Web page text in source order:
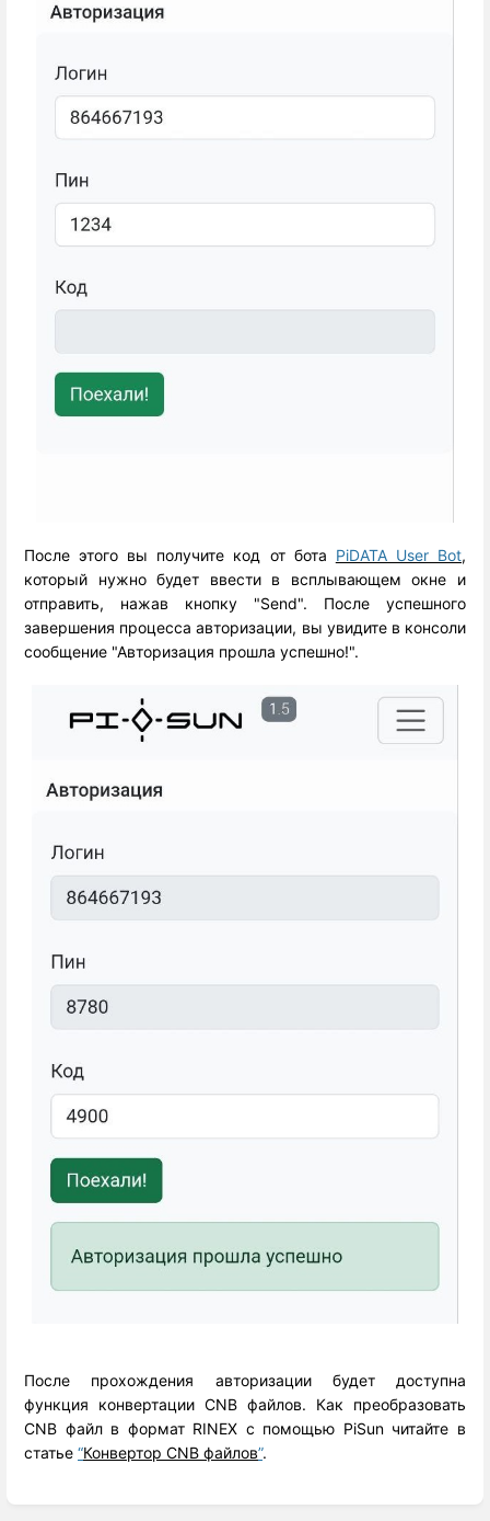
После этого вы получите код от бота PiDATA User Bot,
который нужно будет ввести в всплывающем окне и
отправить, нажав кнопку "Send". После успешного
завершения процесса авторизации, вы увидите в консоли
сообщение "Авторизация прошла успешно!".
После прохождения авторизации будет доступна
функция конвертации CNB файлов. Как преобразовать
CNB файл в формат RINEX с помощью PiSun читайте в
статье “Конвертор CNB файлов”.